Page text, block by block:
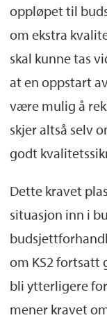
oppløpet til
om ekstra
skal kunne tas
at en oppstart
være mulig å
skjer altså selv
godt
Dette kravet
situasjon inn i
om KS2 fortsatt
bli ytterligere
mener kravet